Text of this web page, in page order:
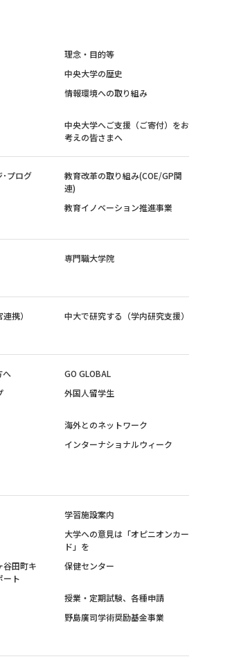
理念・目的等
中央大学の歴史
情報環境への取り組み
中央大学へご支援（ご寄付）をお
考えの皆さまへ
･プログ
教育改革の取り組み(COE/GP関
連)
教育イノベーション推進事業
専門職大学院
携）
中大で研究する（学内研究支援）
へ
GO GLOBAL
外国人留学生
海外とのネットワーク
インターナショナルウィーク
学習施設案内
大学への意見は「オピニオンカー
ド」を
谷田町キ
ート
保健センター
授業・定期試験、各種申請
野島廣司学術奨励基金事業